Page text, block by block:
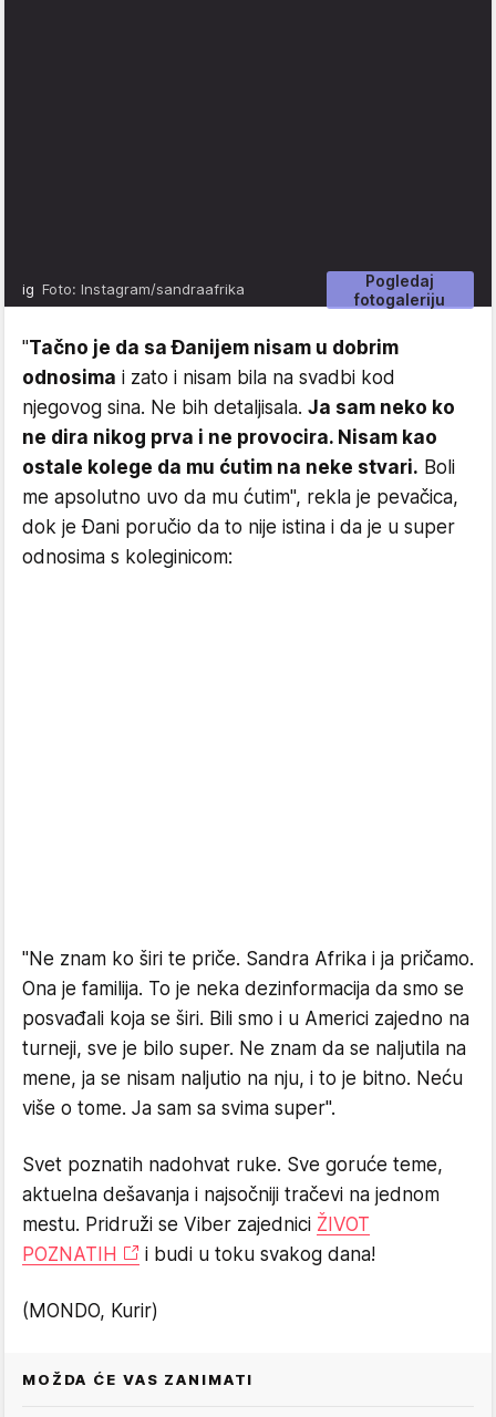
Pogledaj
fotogaleriju
ig Foto: Instagram/sandraafrika
"Tačno je da sa Đanijem nisam u dobrim
odnosima i zato i nisam bila na svadbi kod
njegovog sina. Ne bih detaljisala. Ja sam neko ko
ne dira nikog prva i ne provocira. Nisam kao
ostale kolege da mu ćutim na neke stvari. Boli
me apsolutno uvo da mu ćutim", rekla je pevačica,
dok je Đani poručio da to nije istina i da je u super
odnosima s koleginicom:
"Ne znam ko širi te priče. Sandra Afrika i ja pričamo.
Ona je familija. To je neka dezinformacija da smo se
posvađali koja se širi. Bili smo i u Americi zajedno na
turneji, sve je bilo super. Ne znam da se naljutila na
mene, ja se nisam naljutio na nju, i to je bitno. Neću
više o tome. Ja sam sa svima super".
Svet poznatih nadohvat ruke. Sve goruće teme,
aktuelna dešavanja i najsočniji tračevi na jednom
mestu. Pridruži se Viber zajednici ŽIVOT
POZNATIH
i budi u toku svakog dana!
(MONDO, Kurir)
MOŽDA ĆE VAS ZANIMATI